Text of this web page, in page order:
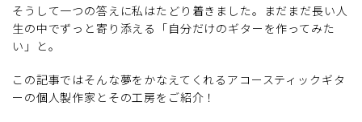
そうして一つの答えに私はたどり着きました。まだまだ長い人
生の中でずっと寄り添える「自分だけのギターを作ってみた
い」と。
この記事ではそんな夢をかなえてくれるアコースティックギタ
ーの個人製作家とその工房をご紹介！